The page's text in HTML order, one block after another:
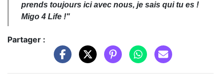
prends toujours ici avec nous, je sais qui tu es !
Migo 4 Life !"
Partager :